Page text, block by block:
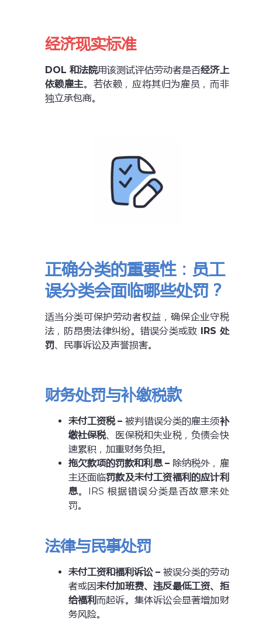
经济现实标准
DOL 和法院用该测试评估劳动者是否经济上
依赖雇主。若依赖，应将其归为雇员，而非
独立承包商。
正确分类的重要性：员工
误分类会面临哪些处罚？
适当分类可保护劳动者权益，确保企业守税
法，防昂贵法律纠纷。错误分类或致 IRS 处
罚、民事诉讼及声誉损害。
财务处罚与补缴税款
未付工资税 –被判错误分类的雇主须补
缴社保税、医保税和失业税，负债会快
速累积，加重财务负担。
拖欠款项的罚款和利息 – 除纳税外，雇
主还面临罚款及未付工资福利的应计利
息。IRS 根据错误分类是否故意来处
罚。
法律与民事处罚
未付工资和福利诉讼 – 被误分类的劳动
者或因未付加班费、违反最低工资、拒
给福利而起诉。集体诉讼会显著增加财
务风险。